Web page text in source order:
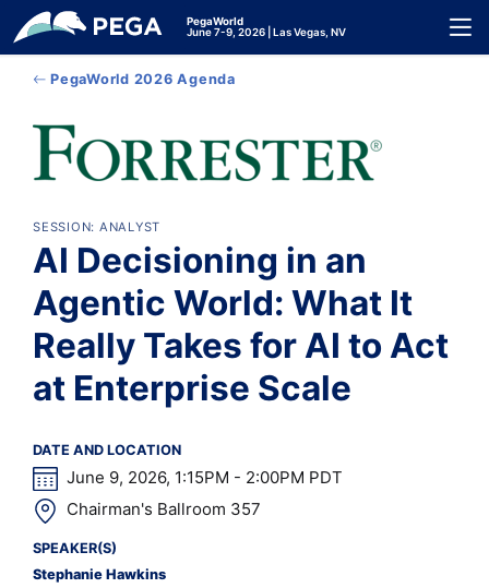
メインコンテンツに飛ぶPegaWorld
June 7-9, 2026 | Las Vegas, NV
PegaWorld 2026 Agenda
SESSION: ANALYST
AI Decisioning in an
Agentic World: What It
Really Takes for AI to Act
at Enterprise Scale
DATE AND LOCATION
June 9, 2026, 1:15PM - 2:00PM PDT
Chairman's Ballroom 357
SPEAKER(S)
Stephanie Hawkins